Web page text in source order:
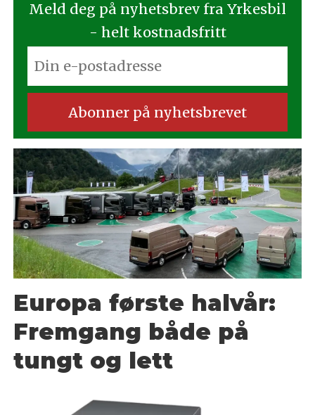
Meld deg på nyhetsbrev fra Yrkesbil
- helt kostnadsfritt
Europa første halvår:
Fremgang både på
tungt og lett